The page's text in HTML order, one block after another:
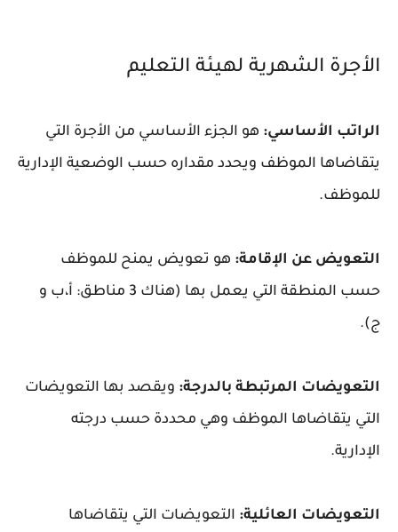
الأجرة الشهرية لهيئة التعليم
الراتب الأساسي: هو الجزء الأساسي من الأجرة التي
يتقاضاها الموظف ويحدد مقداره حسب الوضعية الإدارية
للموظف.
التعويض عن الإقامة: هو تعويض يمنح للموظف
حسب المنطقة التي يعمل بها (هناك 3 مناطق: أ،ب و
ج).
التعويضات المرتبطة بالدرجة: ويقصد بها التعويضات
التي يتقاضاها الموظف وهي محددة حسب درجته
الإدارية.
التعويضات العائلية: التعويضات التي يتقاضاها